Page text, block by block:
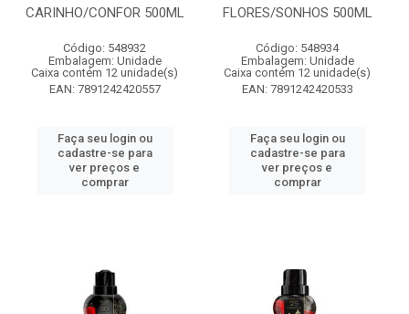
CARINHO/CONFOR 500ML
Código: 548932
Embalagem: Unidade
Caixa contém 12 unidade(s)
EAN: 7891242420557
Faça seu login ou
cadastre-se para
ver preços e
comprar
FLORES/SONHOS 500ML
Código: 548934
Embalagem: Unidade
Caixa contém 12 unidade(s)
EAN: 7891242420533
Faça seu login ou
cadastre-se para
ver preços e
comprar